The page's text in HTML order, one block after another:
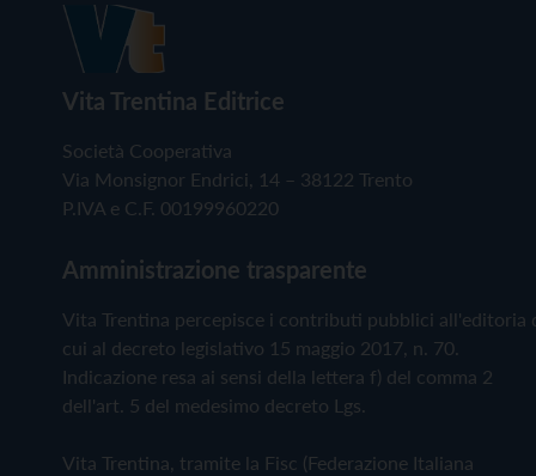
Vita Trentina Editrice
Società Cooperativa
Via Monsignor Endrici, 14 – 38122 Trento
P.IVA e C.F. 00199960220
Amministrazione trasparente
Vita Trentina percepisce i contributi pubblici all'editoria
cui al decreto legislativo 15 maggio 2017, n. 70.
Indicazione resa ai sensi della lettera f) del comma 2
dell'art. 5 del medesimo decreto Lgs.
Vita Trentina, tramite la Fisc (Federazione Italiana